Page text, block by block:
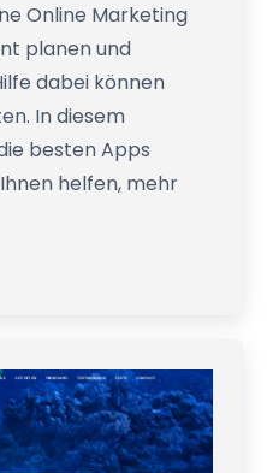
Online Marketing
planen und
dabei können
In diesem
besten Apps
helfen, mehr